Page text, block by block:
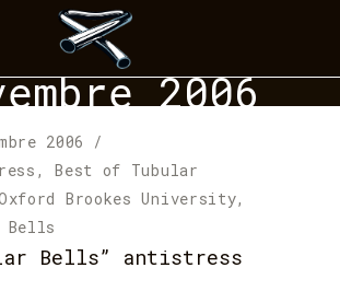
2006
2006
,Best of Tubular
Brookes University,
Bells
Bells” antistress